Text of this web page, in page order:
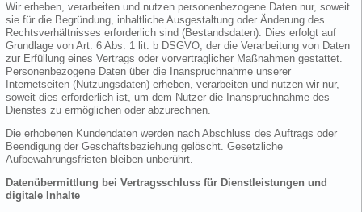
Wir erheben, verarbeiten und nutzen personenbezogene Daten nur, soweit
sie für die Begründung, inhaltliche Ausgestaltung oder Änderung des
Rechtsverhältnisses erforderlich sind (Bestandsdaten). Dies erfolgt auf
Grundlage von Art. 6 Abs. 1 lit. b DSGVO, der die Verarbeitung von Daten
zur Erfüllung eines Vertrags oder vorvertraglicher Maßnahmen gestattet.
Personenbezogene Daten über die Inanspruchnahme unserer
Internetseiten (Nutzungsdaten) erheben, verarbeiten und nutzen wir nur,
soweit dies erforderlich ist, um dem Nutzer die Inanspruchnahme des
Dienstes zu ermöglichen oder abzurechnen.
Die erhobenen Kundendaten werden nach Abschluss des Auftrags oder
Beendigung der Geschäftsbeziehung gelöscht. Gesetzliche
Aufbewahrungsfristen bleiben unberührt.
Datenübermittlung bei Vertragsschluss für Dienstleistungen und
digitale Inhalte